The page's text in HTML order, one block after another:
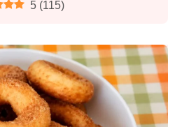
5 (115)